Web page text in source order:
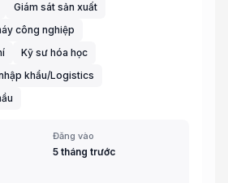
Giám sát sản xuất
công nghiệp
Kỹ sư hóa học
khẩu/Logistics
Đăng vào
5 tháng trước